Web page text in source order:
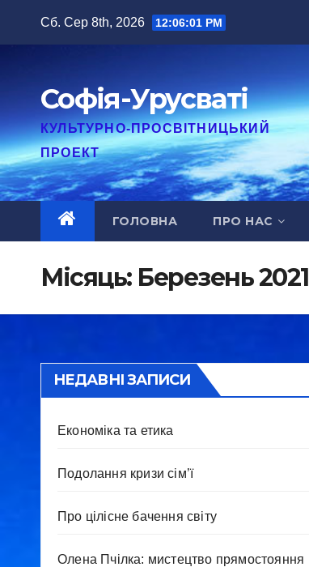
Сб. Сер 8th, 2026 12:06:02 PM
Софія-Урусваті
КУЛЬТУРНО-ПРОСВІТНИЦЬКИЙ
ПРОЕКТ
ГОЛОВНА ПРО НАС
Місяць: Березень 2021
НЕДАВНІ ЗАПИСИ
Економіка та етика
Подолання кризи сім’ї
Про цілісне бачення світу
Олена Пчілка: мистецтво прямостояння